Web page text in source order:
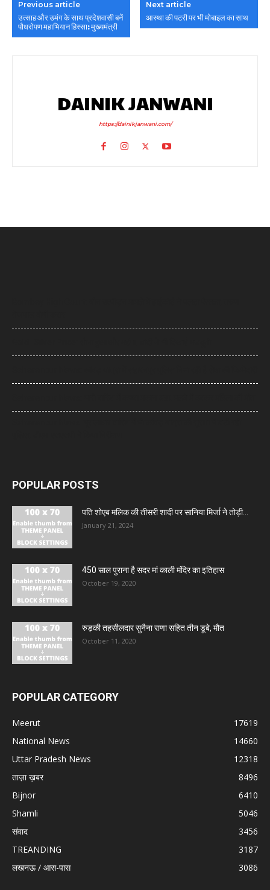
Previous article
उत्साह और उमंग के साथ प्रदेशवासी बनें
पौधरोपण महाभियान हिस्सा: मुख्यमंत्री
Next article
आस्था की पटरी पर भी मोबाइल का साथ
DAINIK JANWANI
https://dainikjanwani.com/
POPULAR POSTS
पति शोएब मलिक की तीसरी शादी पर सानिया मिर्जा ने तोड़ी...
January 21, 2024
450 साल पुराना है सदर मां काली मंदिर का इतिहास
October 19, 2020
रुड़की तहसीलदार सुनैना राणा सहित तीन डूबे, मौत
October 11, 2020
POPULAR CATEGORY
Meerut
17619
National News
14660
Uttar Pradesh News
12318
ताज़ा ख़बर
8496
Bijnor
6410
Shamli
5046
संवाद
3456
TREANDING
3187
लखनऊ / आस-पास
3086